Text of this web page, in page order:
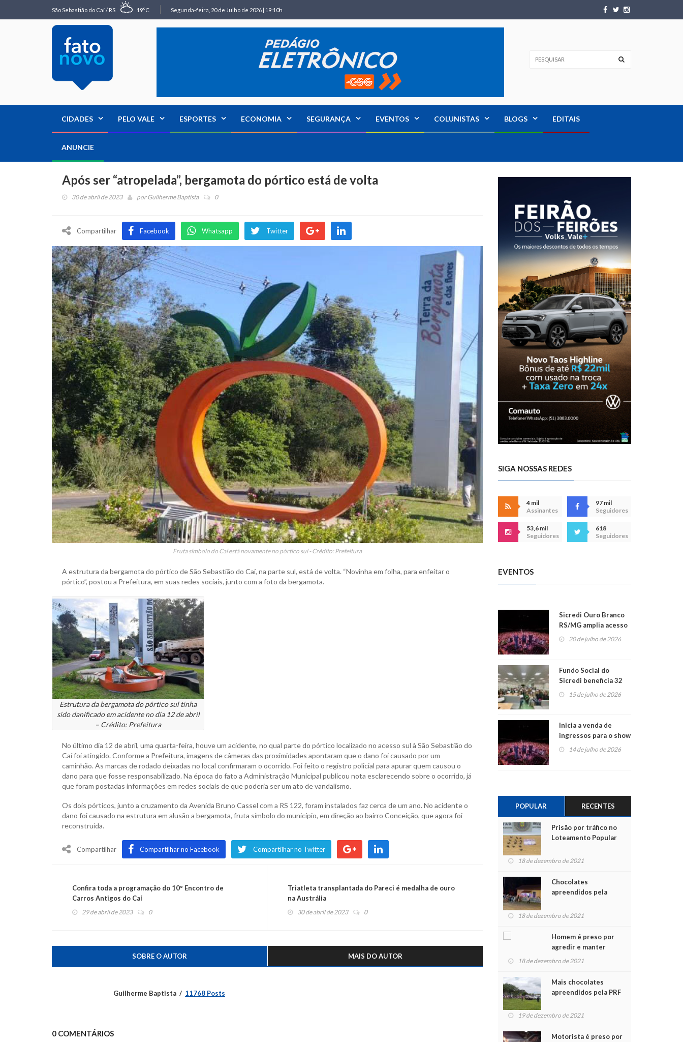
São Sebastião do Caí / RS 19°C Segunda-feira, 20 de Julho de 2026 | 19:10h
CIDADES PELO VALE ESPORTES ECONOMIA SEGURANÇA EVENTOS COLUNISTAS BLOGS EDITAIS
ANUNCIE
Após ser “atropelada”, bergamota do pórtico está de volta
30 de abril de 2023 porGuilherme Baptista 0
Compartilhar Facebook Whatsapp Twitter
Fruta símbolo do Caí está novamente no pórtico sul - Crédito: Prefeitura
A estrutura da bergamota do pórtico de São Sebastião do Caí, na parte sul, está de volta. “Novinha em folha, para enfeitar o
pórtico”, postou a Prefeitura, em suas redes sociais, junto com a foto da bergamota.
Estrutura da bergamota do pórtico sul tinha
sido danificado em acidente no dia 12 de abril
– Crédito: Prefeitura
No último dia 12 de abril, uma quarta-feira, houve um acidente, no qual parte do pórtico localizado no acesso sul à São Sebastião do
Caí foi atingido. Conforme a Prefeitura, imagens de câmeras das proximidades apontaram que o dano foi causado por um
caminhão. As marcas de rodado deixadas no local confirmaram o ocorrido. Foi feito o registro policial para apurar quem causou o
dano para que fosse responsabilizado. Na época do fato a Administração Municipal publicou nota esclarecendo sobre o ocorrido, já
que foram postadas informações em redes sociais de que poderia ser um ato de vandalismo.
Os dois pórticos, junto a cruzamento da Avenida Bruno Cassel com a RS 122, foram instalados faz cerca de um ano. No acidente o
dano foi causado na estrutura em alusão a bergamota, fruta símbolo do município, em direção ao bairro Conceição, que agora foi
reconstruída.
Compartilhar Compartilhar no Facebook Compartilhar no Twitter
Confira toda a programação do 10º Encontro de
Carros Antigos do Caí
29 de abril de 2023 0
Triatleta transplantada do Pareci é medalha de ouro
na Austrália
30 de abril de 2023 0
SOBRE O AUTOR MAIS DO AUTOR
Guilherme Baptista 11768 Posts
0 COMENTÁRIOS
SIGA NOSSAS REDES
4 mil
Assinantes
97 mil
Seguidores
53,6 mil
Seguidores
618
Seguidores
EVENTOS
Sicredi Ouro Branco
RS/MG amplia acesso
ao show dos 45 anos
20 de julho de 2026
Fundo Social do
Sicredi beneficia 32
projetos em
Montenegro
15 de julho de 2026
Inicia a venda de
ingressos para o show
do Jota Quest nos 45
14 de julho de 2026
POPULAR RECENTES
Prisão por tráfico no
Loteamento Popular
18 de dezembro de 2021
Chocolates
apreendidos pela
para crianças na
18 de dezembro de 2021
Homem é preso por
agredir e manter
mulher em cárcere
18 de dezembro de 2021
Mais chocolates
apreendidos pela PRF
crianças no Natal
19 de dezembro de 2021
Motorista é preso por